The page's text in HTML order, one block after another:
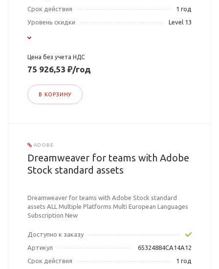
Срок действия
1 год
Уровень скидки
Level 13
Цена без учета НДС
75 926,53 ₽/год
В КОРЗИНУ
ADOBE
Dreamweaver for teams with Adobe
Stock standard assets
Dreamweaver for teams with Adobe Stock standard
assets ALL Multiple Platforms Multi European Languages
Subscription New
Доступно к заказу
Артикул
65324884CA14A12
Срок действия
1 год